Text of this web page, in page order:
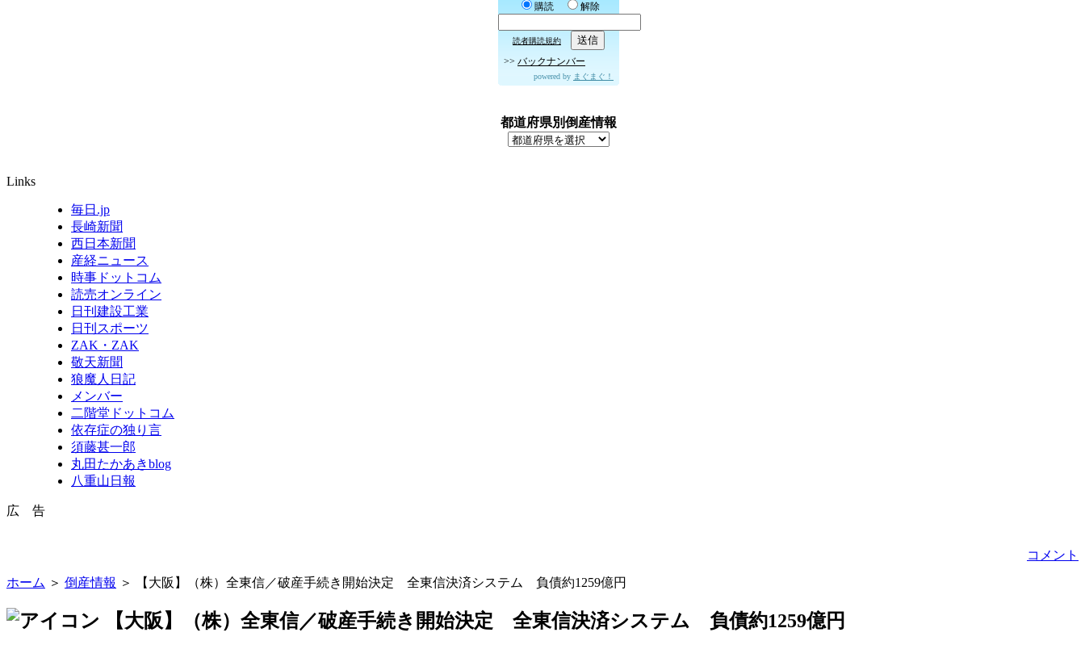
購読 解除
読者購読規約
>> バックナンバー
powered by まぐまぐ！
都道府県別倒産情報
Links
毎日.jp
長崎新聞
西日本新聞
産経ニュース
時事ドットコム
読売オンライン
日刊建設工業
日刊スポーツ
ZAK・ZAK
敬天新聞
狼魔人日記
メンバー
二階堂ドットコム
依存症の独り言
須藤甚一郎
丸田たかあきblog
八重山日報
広 告
コメント
ホーム ＞ 倒産情報 ＞ 【大阪】（株）全東信／破産手続き開始決定 全東信決済システム 負債約1259億円
【大阪】（株）全東信／破産手続き開始決定 全東信決済システム 負債約1259億円